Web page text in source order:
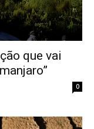
que vai
0